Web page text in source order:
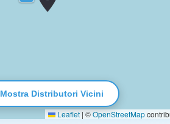
Leaflet | ©OpenStreetMap
Mostra Distributori Vicini